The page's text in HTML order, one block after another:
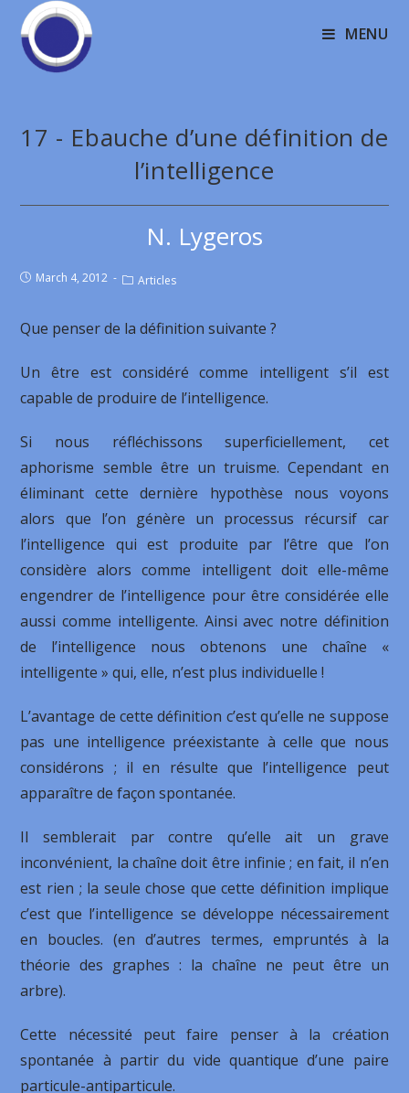
MENU
17 - Ebauche d’une définition de
l’intelligence
N. Lygeros
March 4, 2012 Articles
Que penser de la définition suivante ?
Un être est considéré comme intelligent s’il est
capable de produire de l’intelligence.
Si nous réfléchissons superficiellement, cet
aphorisme semble être un truisme. Cependant en
éliminant cette dernière hypothèse nous voyons
alors que l’on génère un processus récursif car
l’intelligence qui est produite par l’être que l’on
considère alors comme intelligent doit elle-même
engendrer de l’intelligence pour être considérée elle
aussi comme intelligente. Ainsi avec notre définition
de l’intelligence nous obtenons une chaîne «
intelligente » qui, elle, n’est plus individuelle !
L’avantage de cette définition c’est qu’elle ne suppose
pas une intelligence préexistante à celle que nous
considérons ; il en résulte que l’intelligence peut
apparaître de façon spontanée.
Il semblerait par contre qu’elle ait un grave
inconvénient, la chaîne doit être infinie ; en fait, il n’en
est rien ; la seule chose que cette définition implique
c’est que l’intelligence se développe nécessairement
en boucles. (en d’autres termes, empruntés à la
théorie des graphes : la chaîne ne peut être un
arbre).
Cette nécessité peut faire penser à la création
spontanée à partir du vide quantique d’une paire
particule-antiparticule.